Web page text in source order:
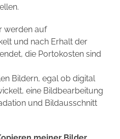
werden auf
und nach Erhalt der
die Portokosten sind
Bildern, egal ob digital
eine Bildbearbeitung
und Bildausschnitt